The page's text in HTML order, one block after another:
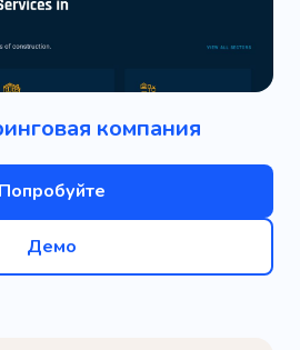
компания
Попробуйте
Демо